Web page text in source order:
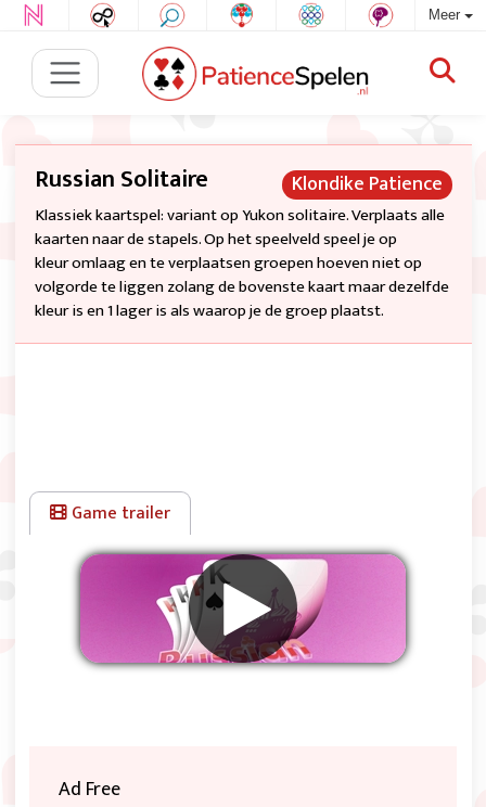
Meer
Klondike Patience
Russian Solitaire
Klassiek kaartspel: variant op Yukon solitaire. Verplaats alle
kaarten naar de stapels. Op het speelveld speel je op
kleur omlaag en te verplaatsen groepen hoeven niet op
volgorde te liggen zolang de bovenste kaart maar dezelfde
kleur is en 1 lager is als waarop je de groep plaatst.
Game trailer
Ad Free